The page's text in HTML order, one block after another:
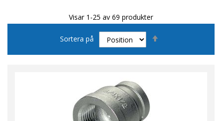
Visar 1-25 av 69 produkter
Sortera på